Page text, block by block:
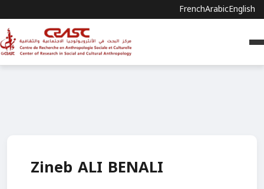
FrenchArabicEnglish
Zineb ALI BENALI